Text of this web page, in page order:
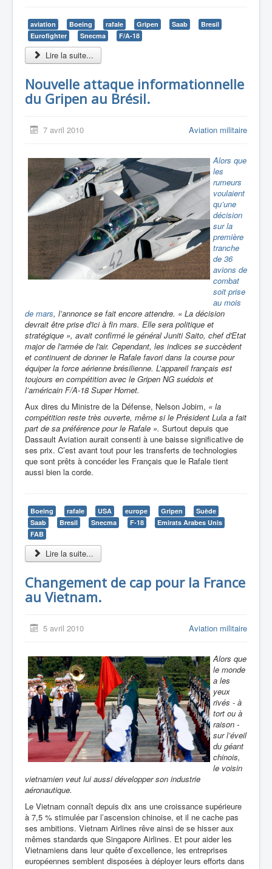
aviation Boeing rafale Gripen Saab
Bresil
Eurofighter
Snecma F/A-18
Lire la suite...
Nouvelle attaque informationnelle
du Gripen au Brésil.
7 avril 2010 Aviation militaire
Alors que
les
rumeurs
voulaient
qu’une
décision
sur la
première
tranche
de 36
avions de
combat
soit prise
au mois
de mars, l’annonce se fait encore attendre. « La décision
devrait être prise d'ici à fin mars. Elle sera politique et
stratégique », avait confirmé le général Juniti Saito, chef d'Etat
major de l'armée de l'air. Cependant, les indices se succèdent
et continuent de donner le Rafale favori dans la course pour
équiper la force aérienne brésilienne. L’appareil français est
toujours en compétition avec le Gripen NG suédois et
l’américain F/A-18 Super Hornet.
Aux dires du Ministre de la Défense, Nelson Jobim, « la
compétition reste très ouverte, même si le Président Lula a fait
part de sa préférence pour le Rafale ». Surtout depuis que
Dassault Aviation aurait consenti à une baisse significative de
ses prix. C’est avant tout pour les transferts de technologies
que sont prêts à concéder les Français que le Rafale tient
aussi bien la corde.
Boeing rafale USA europe Gripen
Suède
Saab
Bresil Snecma F-18
Emirats Arabes Unis
FAB
Lire la suite...
Changement de cap pour la France
au Vietnam.
5 avril 2010 Aviation militaire
Alors que
le monde
a les
yeux
rivés - à
tort ou à
raison -
sur l’éveil
du géant
chinois,
le voisin
vietnamien veut lui aussi développer son industrie
aéronautique.
Le Vietnam connaît depuis dix ans une croissance supérieure
à 7,5 % stimulée par l’ascension chinoise, et il ne cache pas
ses ambitions. Vietnam Airlines rêve ainsi de se hisser aux
mêmes standards que Singapore Airlines. Et pour aider les
Vietnamiens dans leur quête d’excellence, les entreprises
européennes semblent disposées à déployer leurs efforts dans